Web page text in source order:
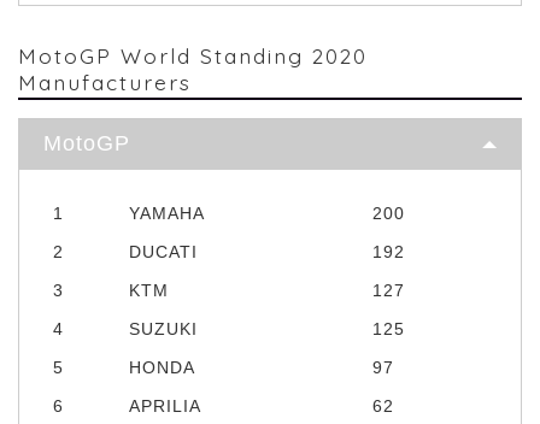
MotoGP World Standing 2020
Manufacturers
MotoGP
1 YAMAHA
200
2
DUCATI
192
3
KTM
127
4
SUZUKI
125
5
HONDA
97
6
APRILIA 62